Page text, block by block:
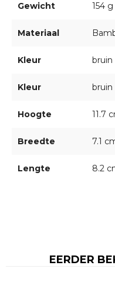
Gewicht 154 g
Materiaal
Kleur bruin
Kleur bruin
Hoogte 11.7
Breedte 7.1
Lengte 8.2
EERDER